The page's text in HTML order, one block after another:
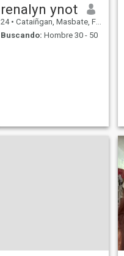
renalyn ynot
24 • Cataiñgan, Masbate, Filipinas
Buscando: Hombre 30 - 50